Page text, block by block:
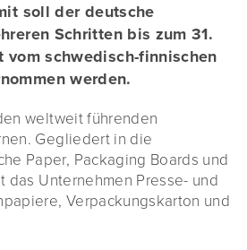
soll der deutsche
Schritten bis zum 31.
schwedisch-finnischen
werden.
weltweit führenden
Gegliedert in die
Paper, Packaging Boards und
das Unternehmen Presse- und
Verpackungskarton und